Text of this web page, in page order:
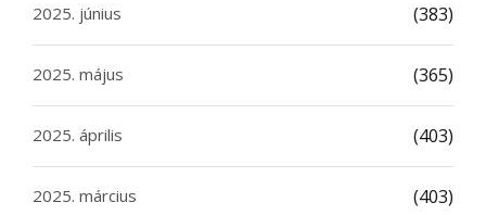
2025. június (383)
2025. május (365)
2025. április (403)
2025. március (403)